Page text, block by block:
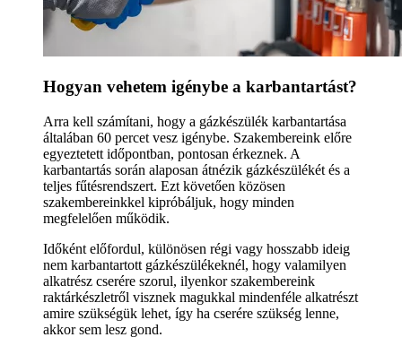
Hogyan vehetem igénybe a karbantartást?
Arra kell számítani, hogy a gázkészülék karbantartása
általában 60 percet vesz igénybe. Szakembereink előre
egyeztetett időpontban, pontosan érkeznek. A
karbantartás során alaposan átnézik gázkészülékét és a
teljes fűtésrendszert. Ezt követően közösen
szakembereinkkel kipróbáljuk, hogy minden
megfelelően működik.
Időként előfordul, különösen régi vagy hosszabb ideig
nem karbantartott gázkészülékeknél, hogy valamilyen
alkatrész cserére szorul, ilyenkor szakembereink
raktárkészletről visznek magukkal mindenféle alkatrészt
amire szükségük lehet, így ha cserére szükség lenne,
akkor sem lesz gond.